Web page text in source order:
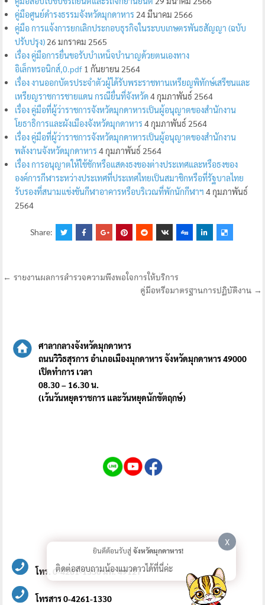
คู่มือศูนย์ดำรงธรรมจังหวัดมุกดาหาร 24 มีนาคม 2566
คู่มือ การแจ้งการยกเลิกประกอบธุรกิจในระบบเกษตรพันธสัญญา (ฉบับ
ปรับปรุง)26 มกราคม 2565
เรื่อง คู่มือการยื่นขอรับบำเหน็จบำนาญด้วยตนเองทาง
อิเล็กทรอนิกส์,0.pdf 1 กันยายน 2564
เรื่อง งานออกบัตรประจำตัวผู้ได้รับพระราชทานเหรียญพิทักษ์เสรีชนและ
เหรียญราชการชายแดน กรณียื่นที่จังหวัด4 กุมภาพันธ์ 2564
เรื่อง คู่มือที่ผู้ว่าราชการจังหวัดมุกดาหารเป็นผู้อนุญาตของสำนักงาน
โยธาธิการและผังเมืองจังหวัดมุกดาหาร 4 กุมภาพันธ์ 2564
เรื่อง คู่มือที่ผู้ว่าราชการจังหวัดมุกดาหารเป็นผู้อนุญาตของสำนักงาน
พลังงานจังหวัดมุกดาหาร 4 กุมภาพันธ์ 2564
เรื่อง การอนุญาตให้ใช้ชักหรือแสดงธงของต่างประเทศและหรือธงของ
องค์การกีฬาระหว่างประเทศที่ประเทศไทยเป็นสมาชิกหรือที่รัฐบาลไทย
รับรองที่สนามแข่งขันกีฬาอาคารหรือบริเวณที่พักนักกีฬาฯ 4 กุมภาพันธ์
2564
Share:
← รายงานผลการสำรวจความพึงพอใจการให้บริการ
คู่มือหรือมาตรฐานการปฏิบัติงาน →
ศาลากลางจังหวัดมุกดาหาร
ถนนวิวิธสุรการ อำเภอเมืองมุกดาหาร จังหวัดมุกดาหาร 49000
เปิดทำการ เวลา
08.30 – 16.30 น.
(เว้นวันหยุดราชการ และวันหยุดนักขัตฤกษ์)
โทร. 0-4261-1330 มท. 49127
โทรสาร 0-4261-1330
X
ยินดีต้อนรับสู่จังหวัดมุกดาหาร!
ติดต่อสอบถามน้องแมวดาวได้ที่นี่ค่ะ